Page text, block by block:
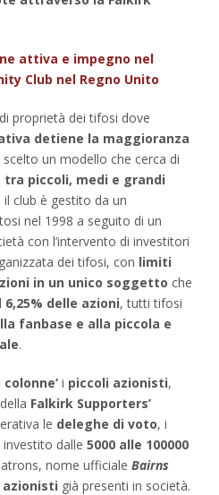
attiva e impegno nel
Club nel Regno Unito
proprietà dei tifosi dove
detiene la maggioranza
scelto un modello che cerca di
piccoli, medi e grandi
club è gestito da un
nel 1998 a seguito di un
con l’intervento di investitori
dei tifosi, con limiti
in un unico soggetto che
6,25% delle azioni, tutti tifosi
fanbase e alla piccola e
.
colonne’ i piccoli azionisti,
Falkirk Supporters’
le deleghe di voto, i
dalle 5000 alle 100000
nome ufficiale Bairns
azionisti già presenti in società.